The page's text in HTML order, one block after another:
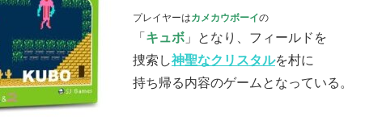
プレイヤーはカメカウボーイの
「 キュボ 」となり、フィールドを
捜索し神聖なクリスタルを村に
持ち帰る内容のゲームとなっている。